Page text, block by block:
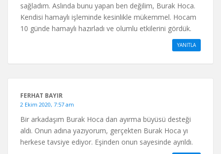
sağladım. Aslında bunu yapan ben değilim, Burak Hoca.
Kendisi hamaylı işleminde kesinlikle mükemmel. Hocam
10 günde hamaylı hazırladı ve olumlu etkilerini gördük.
YANITLA
FERHAT BAYIR
2 Ekim 2020, 7:57 am
Bir arkadaşım Burak Hoca dan ayırma büyüsü desteği
aldı. Onun adına yazıyorum, gerçekten Burak Hoca yı
herkese tavsiye ediyor. Eşinden onun sayesinde ayrıldı.